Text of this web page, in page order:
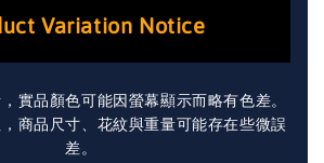
Variation Notice
實品顏色可能因螢幕顯示而略有色差。
商品尺寸、花紋與重量可能存在些微誤
差。